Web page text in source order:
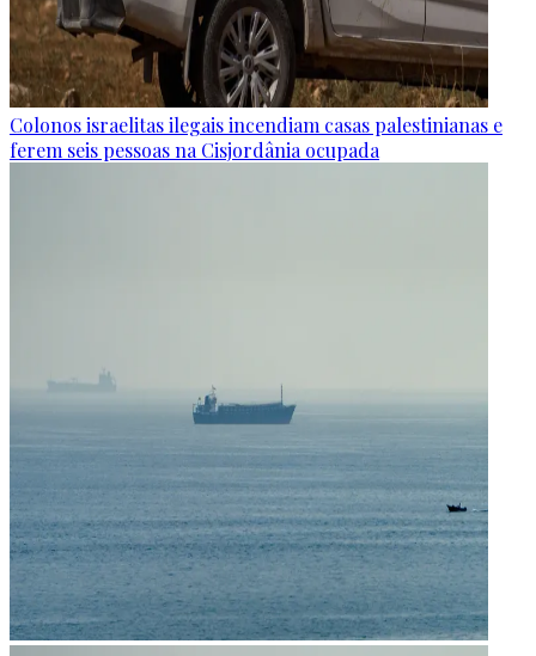
Colonos israelitas ilegais incendiam casas palestinianas e
ferem seis pessoas na Cisjordânia ocupada